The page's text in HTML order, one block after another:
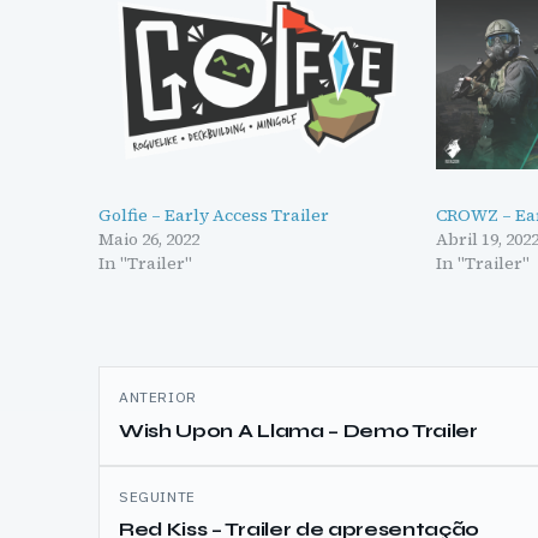
Golfie – Early Access Trailer
Maio 26, 2022
In "Trailer"
CROWZ –
Abril 19,
In "Trailer"
Navegação
de
artigos
ANTERIOR
Wish Upon A Llama – Demo Trailer
SEGUINTE
Red Kiss – Trailer de apresentação